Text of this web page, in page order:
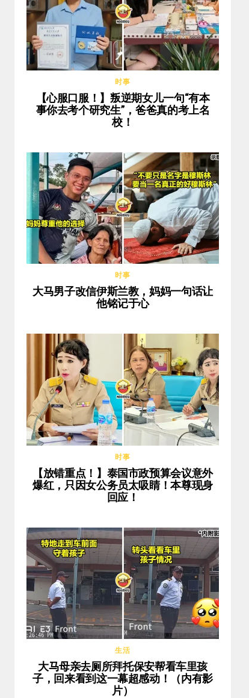
时事
【心服口服！】叛逆期女儿一句“有本
事你去考个研究生”，爸爸真的考上名
校！
时事
大马男子改信伊斯兰教，妈妈一句话让
他铭记于心
时事
【放错重点！】泰国市政预算会议意外
爆红，只因女公务员太吸睛！本尊现身
回应！
生活
大马母亲去厕所拜托保安帮看车里孩
子，回来看到这一幕超感动！（内有影
片）